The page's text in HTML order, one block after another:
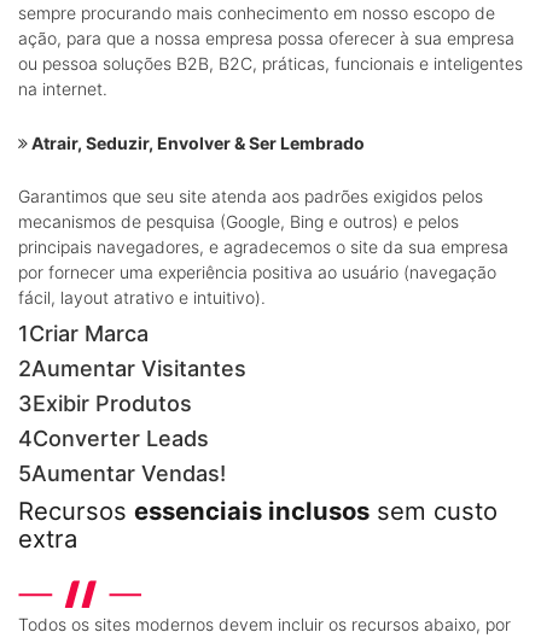
sempre procurando mais conhecimento em nosso escopo de
ação, para que a nossa empresa possa oferecer à sua empresa
ou pessoa soluções B2B, B2C, práticas, funcionais e inteligentes
na internet.
Atrair, Seduzir, Envolver & Ser Lembrado
Garantimos que seu site atenda aos padrões exigidos pelos
mecanismos de pesquisa (Google, Bing e outros) e pelos
principais navegadores, e agradecemos o site da sua empresa
por fornecer uma experiência positiva ao usuário (navegação
fácil, layout atrativo e intuitivo).
1Criar Marca
2Aumentar Visitantes
3Exibir Produtos
4Converter Leads
5Aumentar Vendas!
Recursos essenciais inclusos sem custo
extra
Todos os sites modernos devem incluir os recursos abaixo, por